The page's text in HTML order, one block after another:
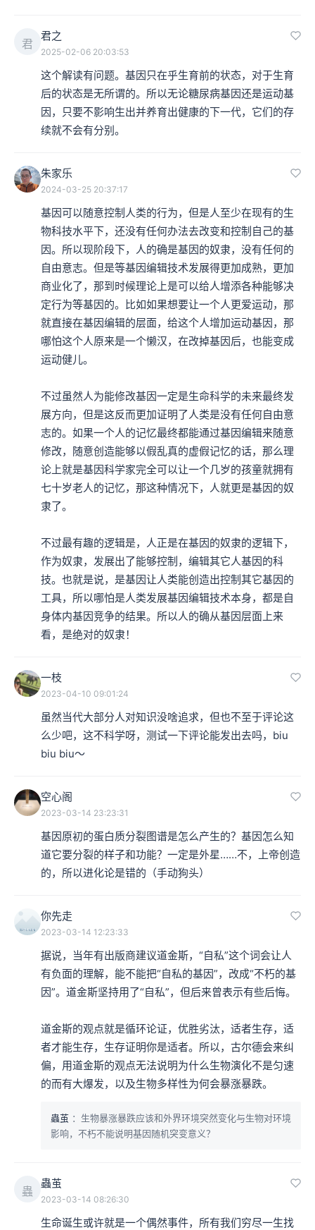
另外很惊人的是，作为人，我们竟然能够如此准确地掌握
跟了解生命的构成，地球的构成，整个生物自然这些复杂
现象最根本的架构。这是对于基因运作，在各个不同的生
物体内，用细胞作为单位，在细胞内部如何产生了基因的
一个严格管控的机制。在这里有RNA有DNA，同时我们知
基，就产生了如此庞大复杂的人的基因遗传现象。经过了
100多年，多少人前仆后继的努力，弄清楚了遗传的机
本集编辑：dy、Roc
君
君之
2025-02-06 20:03:53
这个解读有问题。基因只在乎生育前的状态，对于生育
后的状态是无所谓的。所以无论糖尿病基因还是运动基
因，只要不影响生出并养育出健康的下一代，它们的存
续就不会有分别。
朱家乐
2024-03-25 20:37:17
基因可以随意控制人类的行为，但是人至少在现有的生
物科技水平下，还没有任何办法去改变和控制自己的基
因。所以现阶段下，人的确是基因的奴隶，没有任何的
自由意志。但是等基因编辑技术发展得更加成熟，更加
商业化了，那到时候理论上是可以给人增添各种能够决
定行为等基因的。比如如果想要让一个人更爱运动，那
就直接在基因编辑的层面，给这个人增加运动基因，那
哪怕这个人原来是一个懒汉，在改掉基因后，也能变成
运动健儿。
不过虽然人为能修改基因一定是生命科学的未来最终发
展方向，但是这反而更加证明了人类是没有任何自由意
志的。如果一个人的记忆最终都能通过基因编辑来随意
修改，随意创造能够以假乱真的虚假记忆的话，那么理
论上就是基因科学家完全可以让一个几岁的孩童就拥有
七十岁老人的记忆，那这种情况下，人就更是基因的奴
隶了。
不过最有趣的逻辑是，人正是在基因的奴隶的逻辑下，
作为奴隶，发展出了能够控制，编辑其它人基因的科
技。也就是说，是基因让人类能创造出控制其它基因的
工具，所以哪怕是人类发展基因编辑技术本身，都是自
身体内基因竞争的结果。所以人的确从基因层面上来
看，是绝对的奴隶！
一枝
2023-04-10 09:01:24
虽然当代大部分人对知识没啥追求，但也不至于评论这
么少吧，这不科学呀，测试一下评论能发出去吗，biu
biu biu～
空心阁
2023-03-14 23:23:31
基因原初的蛋白质分裂图谱是怎么产生的？基因怎么知
道它要分裂的样子和功能？一定是外星……不，上帝创造
的，所以进化论是错的（手动狗头）
你先走
2023-03-14 12:23:33
据说，当年有出版商建议道金斯，“自私”这个词会让人
有负面的理解，能不能把“自私的基因”，改成“不朽的基
因”。道金斯坚持用了“自私”，但后来曾表示有些后悔。
道金斯的观点就是循环论证，优胜劣汰，适者生存，适
者才能生存，生存证明你是适者。所以，古尔德会来纠
偏，用道金斯的观点无法说明为什么生物演化不是匀速
的而有大爆发，以及生物多样性为何会暴涨暴跌。
蟲茧 ：生物暴涨暴跌应该和外界环境突然变化与生物对环境
影响，不朽不能说明基因随机突变意义？
蟲
蟲茧
2023-03-14 08:26:30
生命诞生或许就是一个偶然事件，所有我们穷尽一生找